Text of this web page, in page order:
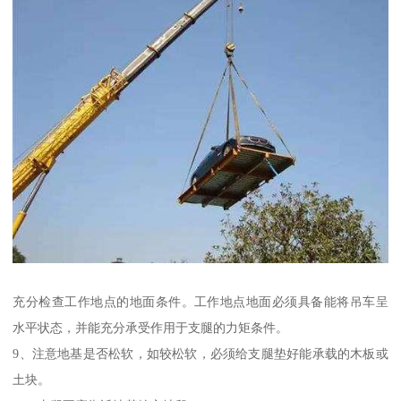
充分检查工作地点的地面条件。工作地点地面必须具备能将吊车呈
水平状态，并能充分承受作用于支腿的力矩条件。
9、注意地基是否松软，如较松软，必须给支腿垫好能承载的木板或
土块。